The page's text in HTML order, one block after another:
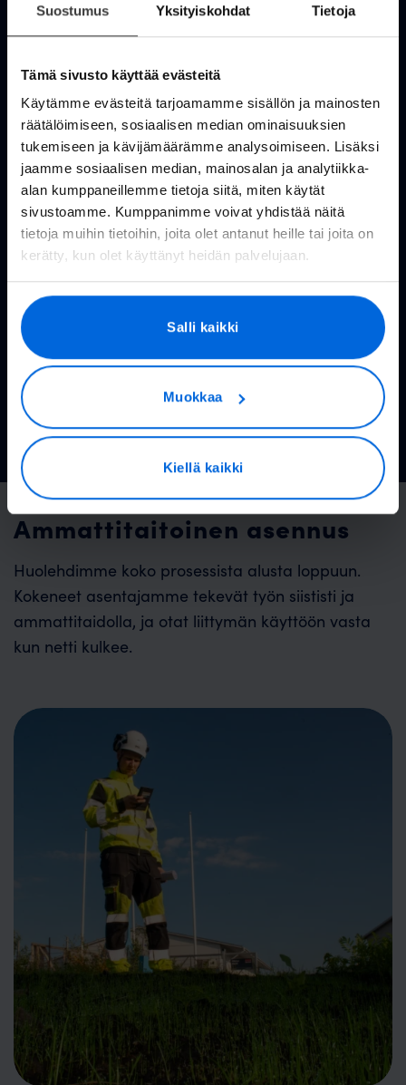
Suostumus Yksityiskohdat Tietoja
Tämä sivusto käyttää evästeitä
Käytämme evästeitä tarjoamamme sisällön ja mainosten
räätälöimiseen, sosiaalisen median ominaisuuksien
tukemiseen ja kävijämäärämme analysoimiseen. Lisäksi
jaamme sosiaalisen median, mainosalan ja analytiikka-
alan kumppaneillemme tietoja siitä, miten käytät
sivustoamme. Kumppanimme voivat yhdistää näitä
tietoja muihin tietoihin, joita olet antanut heille tai joita on
kerätty, kun olet käyttänyt heidän palvelujaan.
Salli kaikki
Muokkaa
Kiellä kaikki
1 year ago
Yhteyden muodostaminen oli äärimmäisen
yksinkertaista, plvelu pelaa, toki valitsin ehkä
liian pienen nopeuden
Jani
Page
2
of
60
Ammattitaitoinen asennus
Huolehdimme koko prosessista alusta loppuun.
Kokeneet asentajamme tekevät työn siististi ja
ammattitaidolla, ja otat liittymän käyttöön vasta
kun netti kulkee.